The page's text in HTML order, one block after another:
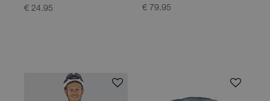
€ 24.95 € 79.95